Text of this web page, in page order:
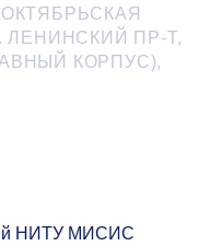
ЛЕНИНСКИЙ ПР-Т,
КОРПУС),
НИТУ МИСИС